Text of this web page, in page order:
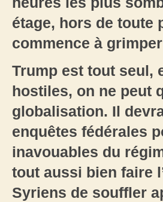
étage, hors de toute
commence à
Trump est tout seul,
hostiles, on ne peut
globalisation. Il
enquêtes fédérales
inavouables du
tout aussi bien faire
Syriens de souffler